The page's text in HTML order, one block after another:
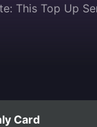
This Top Up
Card